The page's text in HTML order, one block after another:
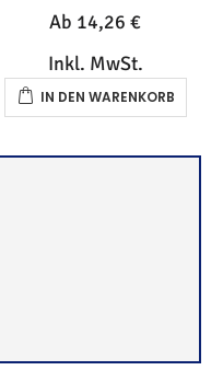
Ab 14,26 €
Inkl. MwSt.
IN DEN WARENKORB